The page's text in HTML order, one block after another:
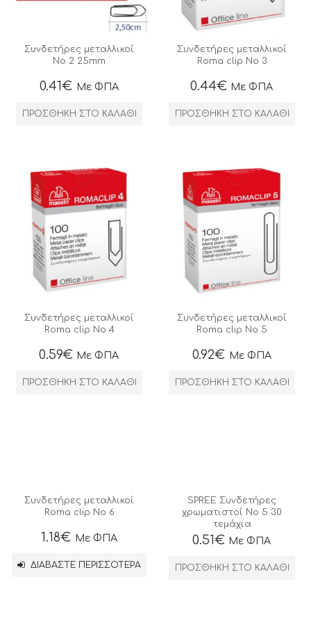
Συνδετήρες μεταλλικοί
No 2 25mm
0.41€ Με ΦΠΑ
ΠΡΟΣΘΉΚΗ ΣΤΟ ΚΑΛΆΘΙ
Συνδετήρες μεταλλικοί
Roma clip No 3
0.44€ Με ΦΠΑ
ΠΡΟΣΘΉΚΗ ΣΤΟ ΚΑΛΆΘΙ
Συνδετήρες μεταλλικοί
Roma clip No 4
0.59€ Με ΦΠΑ
ΠΡΟΣΘΉΚΗ ΣΤΟ ΚΑΛΆΘΙ
Συνδετήρες μεταλλικοί
Roma clip No 5
0.92€ Με ΦΠΑ
ΠΡΟΣΘΉΚΗ ΣΤΟ ΚΑΛΆΘΙ
Συνδετήρες μεταλλικοί
Roma clip No 6
1.18€ Με ΦΠΑ
ΔΙΑΒΆΣΤΕ ΠΕΡΙΣΣΌΤΕΡΑ
SPREE Συνδετήρες
χρωματιστοί Νο 5 30
τεμάχια
0.51€ Με ΦΠΑ
ΠΡΟΣΘΉΚΗ ΣΤΟ ΚΑΛΆΘΙ